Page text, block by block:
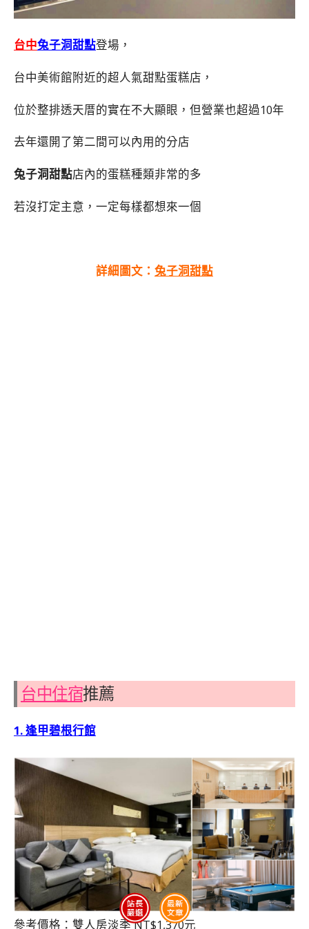
台中兔子洞甜點登場，
台中美術館附近的超人氣甜點蛋糕店，
位於整排透天厝的實在不大顯眼，但營業也超過10年
去年還開了第二間可以內用的分店
兔子洞甜點店內的蛋糕種類非常的多
若沒打定主意，一定每樣都想來一個
詳細圖文： 兔子洞甜點
台中住宿推薦
1. 逢甲碧根行館
參考價格：雙人房淡季 NT$1,370元